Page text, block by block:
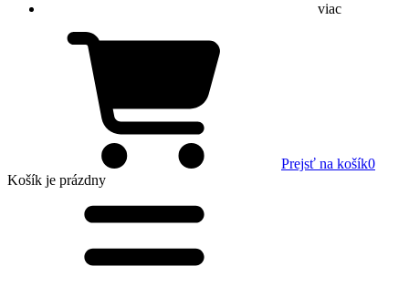
viac
Prejsť na košík0
Košík je prázdny